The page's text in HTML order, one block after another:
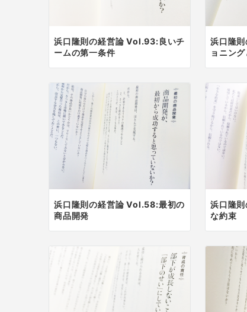
浜口隆則の経営論 Vol.93:良いチ
ームの第一条件
浜口隆
ョニン
浜口隆則の経営論 Vol.58:最初の
商品開発
浜口隆
な約束